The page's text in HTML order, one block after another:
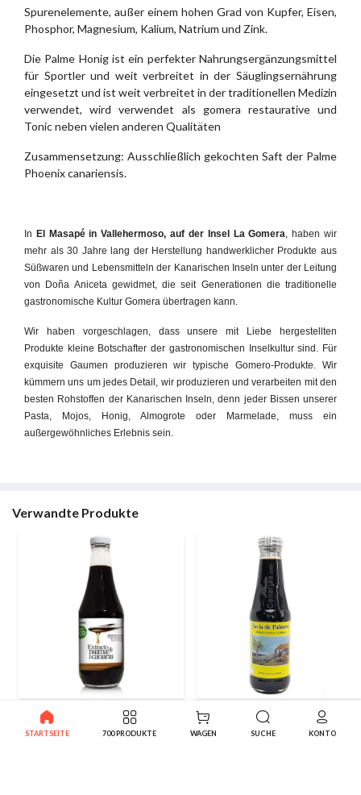
Spurenelemente, außer einem hohen Grad von Kupfer, Eisen,
Phosphor, Magnesium, Kalium, Natrium und Zink.
Die Palme Honig ist ein perfekter Nahrungsergänzungsmittel
für Sportler und weit verbreitet in der Säuglingsernährung
eingesetzt und ist weit verbreitet in der traditionellen Medizin
verwendet, wird verwendet als gomera restaurative und
Tonic neben vielen anderen Qualitäten
Zusammensetzung: Ausschließlich gekochten Saft der Palme
Phoenix canariensis.
In El Masapé in Vallehermoso, auf der Insel La Gomera, haben wir
mehr als 30 Jahre lang der Herstellung handwerklicher Produkte aus
Süßwaren und Lebensmitteln der Kanarischen Inseln unter der Leitung
von Doña Aniceta gewidmet, die seit Generationen die traditionelle
gastronomische Kultur Gomera übertragen kann.
Wir haben vorgeschlagen, dass unsere mit Liebe hergestellten
Produkte kleine Botschafter der gastronomischen Inselkultur sind. Für
exquisite Gaumen produzieren wir typische Gomero-Produkte. Wir
kümmern uns um jedes Detail, wir produzieren und verarbeiten mit den
besten Rohstoffen der Kanarischen Inseln, denn jeder Bissen unserer
Pasta, Mojos, Honig, Almogrote oder Marmelade, muss ein
außergewöhnliches Erlebnis sein.
Verwandte Produkte
Palmhonig Gomera
Okologisch 790g (500ml)
Palmenhonig Gomera
Natürliche 425 g. (295 ml )
STARTSEITE 700 PRODUKTE WAGEN SUCHE KONTO